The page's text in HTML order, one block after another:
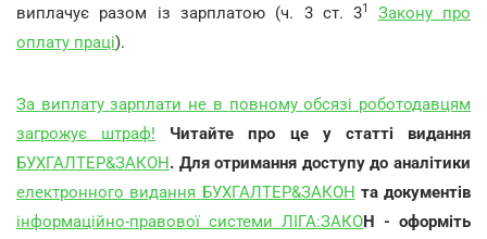
виплачує разом із зарплатою (ч. 3 ст. 31 Закону про
оплату праці).
За виплату зарплати не в повному обсязі роботодавцям
загрожує
штраф! Читайте про це у статті видання
БУХГАЛТЕР&ЗАКОН. Для отримання доступу до аналітики
електронного видання БУХГАЛТЕР&ЗАКОН та документів
інформаційно-правової системи ЛІГА:ЗАКОН - оформіть